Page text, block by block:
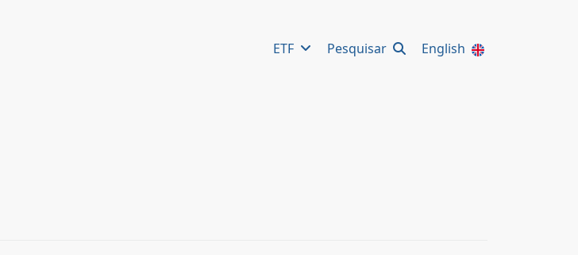
ETF Pesquisar English